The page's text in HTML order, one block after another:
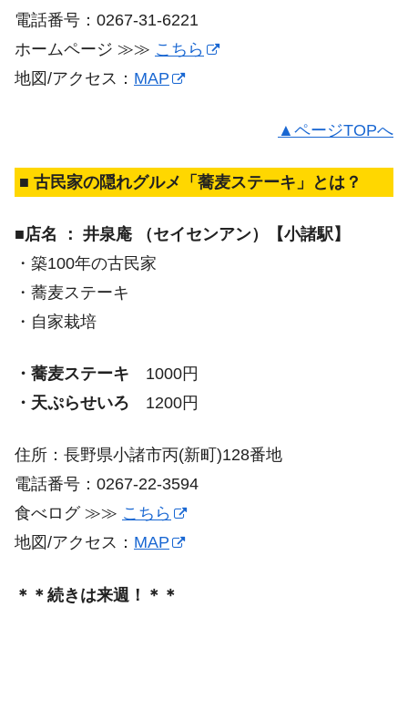
電話番号：0267-31-6221
ホームページ ≫≫ こちら
地図/アクセス： MAP
▲ページTOPへ
■ 古民家の隠れグルメ「蕎麦ステーキ」とは？
■店名 ： 井泉庵 （セイセンアン）【小諸駅】
・築100年の古民家
・蕎麦ステーキ
・自家栽培
・蕎麦ステーキ 1000円
・天ぷらせいろ 1200円
住所：長野県小諸市丙(新町)128番地
電話番号：0267-22-3594
食べログ ≫≫ こちら
地図/アクセス： MAP
＊＊続きは来週！＊＊